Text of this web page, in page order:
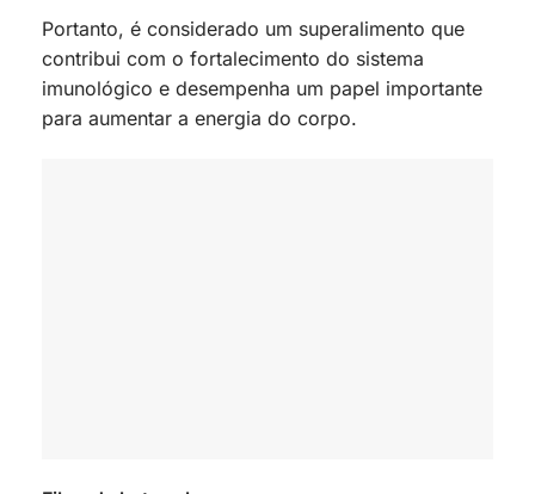
Portanto, é considerado um superalimento que
contribui com o fortalecimento do sistema
imunológico e desempenha um papel importante
para aumentar a energia do corpo.